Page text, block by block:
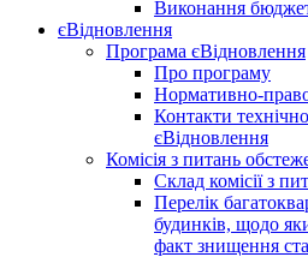
Виконання
єВідновлення
Програма єВідновлення
Про програму
Нормативно-
Контакти
єВідновлення
Комісія з питань
Склад комісії з
Перелік
будинків, щодо
факт знищення